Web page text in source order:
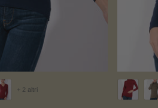
+ 2 altri